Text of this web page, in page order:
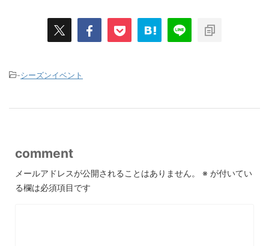
-シーズンイベント
comment
メールアドレスが公開されることはありません。 ※ が付いてい
る欄は必須項目です